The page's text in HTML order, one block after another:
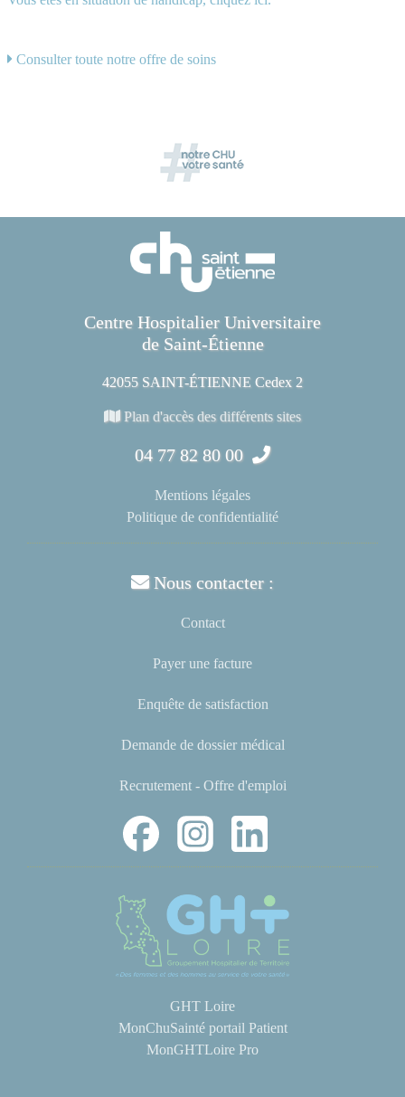
Consulter toute notre offre de soins
Centre Hospitalier Universitaire
de Saint-Étienne
42055 SAINT-ÉTIENNE Cedex 2
Plan d'accès des différents sites
04 77 82 80 00
Mentions légales
Politique de confidentialité
Nous contacter :
Contact
Payer une facture
Enquête de satisfaction
Demande de dossier médical
Recrutement - Offre d'emploi
GHT Loire
MonChuSainté portail Patient
MonGHTLoire Pro